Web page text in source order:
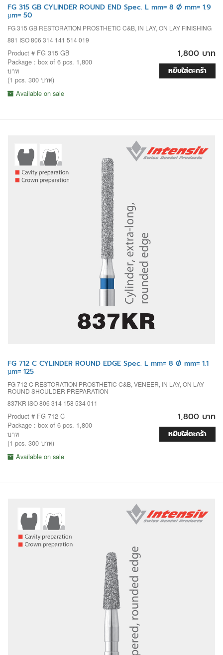
FG 315 GB CYLINDER ROUND END Spec. L mm= 8 Ø mm= 1.9
µm= 50
FG 315 GB RESTORATION PROSTHETIC C&B, IN LAY, ON LAY FINISHING
881 ISO 806 314 141 514 019
Product # FG 315 GB
Package : box of 6 pcs. 1,800
บาท
(1 pcs. 300 บาท)
Available on sale
1,800 บาท
หยิบใส่ตะกร้า
FG 712 C CYLINDER ROUND EDGE Spec. L mm= 8 Ø mm= 1.1
µm= 125
FG 712 C RESTORATION PROSTHETIC C&B, VENEER, IN LAY, ON LAY
ROUND SHOULDER PREPARATION
837KR ISO 806 314 158 534 011
Product # FG 712 C
Package : box of 6 pcs. 1,800
บาท
(1 pcs. 300 บาท)
Available on sale
1,800 บาท
หยิบใส่ตะกร้า